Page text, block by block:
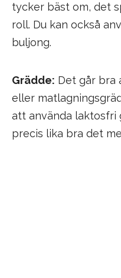
tycker bäst om, det
roll. Du kan också
buljong.
Grädde: Det går bra
eller
att använda laktosfri
precis lika bra det